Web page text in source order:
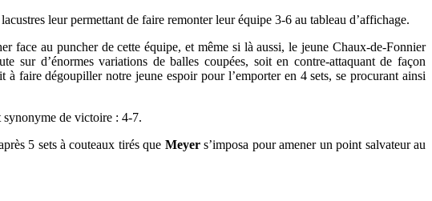
leur permettant de faire remonter leur équipe 3-6 au tableau d’affichage.
face au puncher de cette équipe, et même si là aussi, le jeune Chaux-de-Fonnier
sur d’énormes variations de balles coupées, soit en contre-attaquant de façon
faire dégoupiller notre jeune espoir pour l’emporter en 4 sets, se procurant ainsi
synonyme de victoire : 4-7.
5 sets à couteaux tirés que Meyers’imposa pour amener un point salvateur au